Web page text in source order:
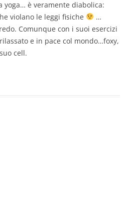
yoga… è veramente diabolica:
violano le leggi fisiche
…
Comunque con i suoi esercizi
e in pace col mondo…foxy,
cell.